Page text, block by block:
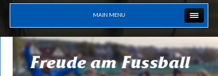
MAIN MENU